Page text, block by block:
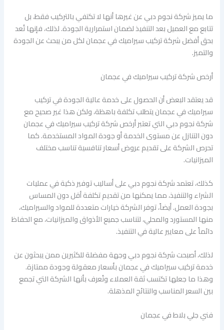
ما يميز شركة نجوم دبي عن غيرها أنها لا تكتفي بالتركيب فقط، بل
تتابع مع العميل بعد التنفيذ لضمان استمرارية الجودة. لذلك، فإنها تُعد
بحق أفضل شركة تركيب سيراميك في عجمان لكل من يبحث عن الجودة
والتميز.
أرخص شركة تركيب سيراميك في عجمان
قد يعتقد البعض أن الحصول على خدمة عالية الجودة في تركيب
سيراميك في عجمان يتطلب تكلفة باهظة، ولكن هذا غير صحيح مع
شركة نجوم دبي التي تعتبر أرخص شركة تركيب سيراميك في عجمان
دون التنازل عن مستوى الخدمة أو جودة المواد المستخدمة. كما
تحرص الشركة على تقديم عروض أسعار تنافسية تناسب مختلف
الميزانيات.
كذلك، تعتمد شركة نجوم دبي على أساليب توفير ذكية في عمليات
الشراء والتنفيذ، مما يمكنها من تقديم تكلفة أقل دون المساس
بجودة العمل. أيضاً، توفر الشركة خيارات متعددة للمواد والسيراميك،
منها المستورد والمحلي، لتناسب جميع الأذواق والميزانيات، مع الحفاظ
دائماً على معايير عالية في التنفيذ.
لذلك، أصبحت شركة نجوم دبي وجهة مفضلة للكثيرين ممن يبحثون عن
خدمة تركيب سيراميك في عجمان بأسعار معقولة وجودة ممتازة.
وهذا ما جعلها تكتسب ثقة العملاء وتُعرف بأنها الشركة التي تجمع
بين السعر المناسب والنتائج المذهلة.
فني جلي بلاط في عجمان